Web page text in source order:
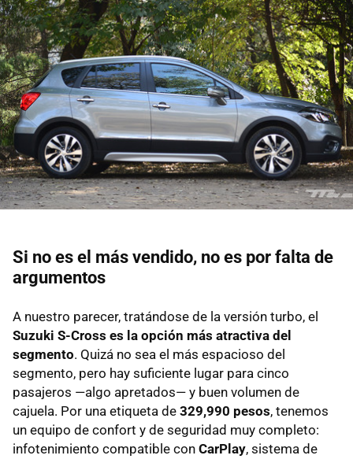
Si no es el más vendido, no es por falta de
argumentos
A nuestro parecer, tratándose de la versión turbo, el
Suzuki S-Cross es la opción más atractiva del
segmento. Quizá no sea el más espacioso del
segmento, pero hay suficiente lugar para cinco
pasajeros —algo apretados— y buen volumen de
cajuela. Por una etiqueta de 329,990 pesos, tenemos
un equipo de confort y de seguridad muy completo:
infotenimiento compatible con CarPlay, sistema de